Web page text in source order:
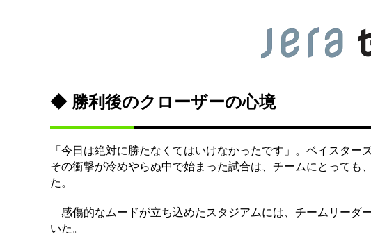
◆ 勝利後のクローザーの心境
「今日は絶対に勝たなくてはいけなかったです」。ベイスタ
その衝撃が冷めやらぬ中で始まった試合は、チームにとっても
た。
感傷的なムードが立ち込めたスタジアムには、チームリーダ
いた。